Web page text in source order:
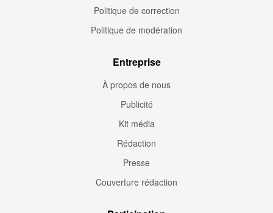
Politique de correction
Politique de modération
Entreprise
À propos de nous
Publicité
Kit média
Rédaction
Presse
Couverture rédaction